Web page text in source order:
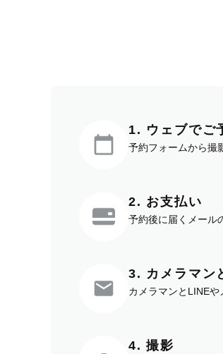
1. ウェブでご
予約フォームから撮
2. お支払い
予約後に届くメール
3. カメラマン
カメラマンとLINEや
4. 撮影